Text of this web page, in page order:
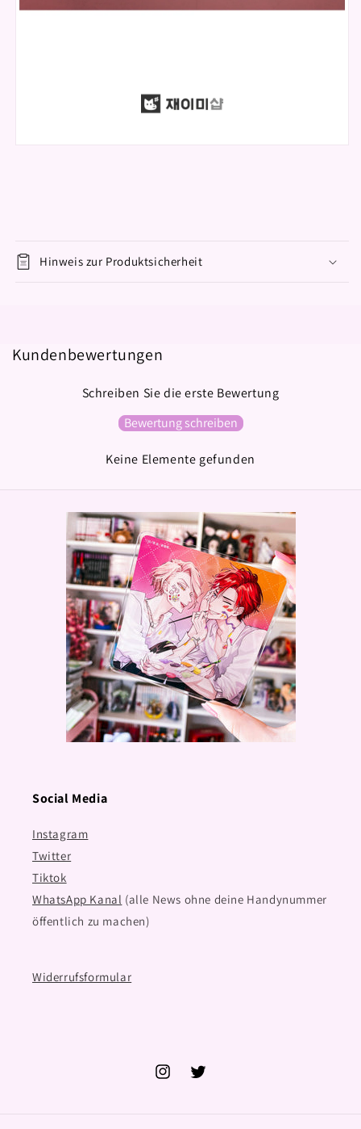
Hinweis zur Produktsicherheit
Kundenbewertungen
Schreiben Sie die erste Bewertung
Bewertung schreiben
Keine Elemente gefunden
Social Media
Instagram
Twitter
Tiktok
WhatsApp Kanal (alle News ohne deine Handynummer
öffentlich zu machen)
Widerrufsformular
InstagramTwitter